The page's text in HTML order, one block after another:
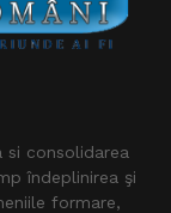
consolidarea
îndeplinirea şi
formare,